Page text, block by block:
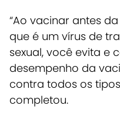
“Ao vacinar antes
que é um vírus de
sexual, você evita e
desempenho da
contra todos os
completou.